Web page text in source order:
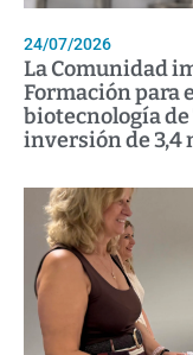
24/07/2026
La Comunidad
Formación para
biotecnología de
inversión de 3,4